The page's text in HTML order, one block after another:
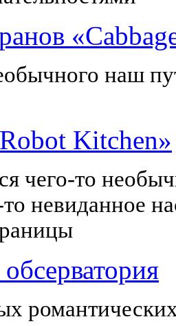
наш
Kitchen»
чего-то
невиданное